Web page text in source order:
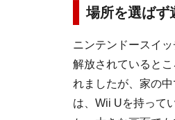
場所を選ばず
ニンテンドースイ
解放されていると
れましたが、家の
は、Wii Uを持って